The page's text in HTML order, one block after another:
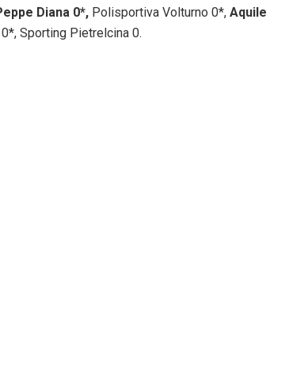
Diana 0*, Polisportiva Volturno 0*, Aquile
Sporting Pietrelcina 0.